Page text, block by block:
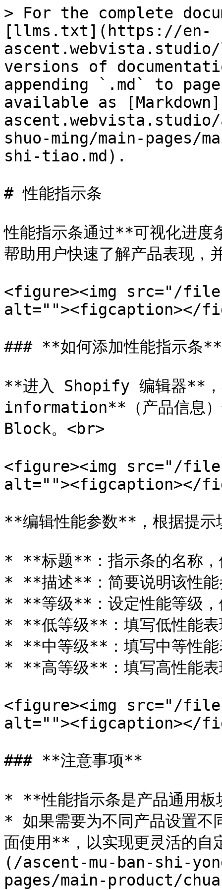
> For the complete
[llms.txt](https://en-
versions of
appending `.md` to
available as
ascent.webvista.studio/
shuo-ming/main-pages/
shi-tiao.md).
# 性能指示条
性能指示条通过**可视化进度
帮助用户快速了解产品表现，
<figure><img src="/files/
alt=""><figcaption></
### **如何添加性能指示条**
**进入 Shopify 编辑器**
information**（产品信息
Block。<br>
<figure><img src="/files/
alt=""><figcaption></
**编辑性能参数**，根据提示
* **标题**：指示条的名称，
* **描述**：简要说明该性能
* **等级**：设定性能等级
* **低等级**：填写低性能表
* **中等级**：填写中等性能
* **高等级**：填写高性能表
<figure><img src="/files/
alt=""><figcaption></
### **注意事项**
* **性能指示条是产品通用板
* 如果需要为不同产品设置
面使用**，以实现更灵活的
(/ascent-mu-ban-shi-
pages/main-product/